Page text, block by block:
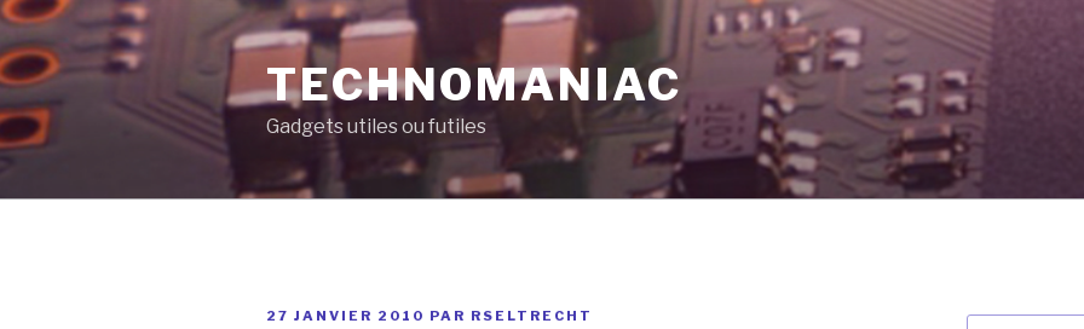
Aller
au
contenu
principal
TECHNOMANIAC
Gadgets utiles ou futiles
PUBLIÉ
27 JANVIER 2010 PAR RSELTRECHT